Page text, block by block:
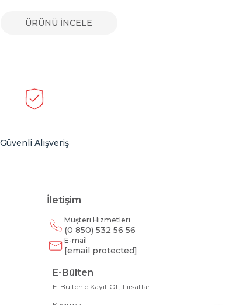
ÜRÜNÜ İNCELE
Güvenli Alışveriş
İletişim
Müşteri Hizmetleri
(0 850) 532 56 56
E-mail
[email protected]
E-Bülten
E-Bülten'e Kayıt Ol , Fırsatları